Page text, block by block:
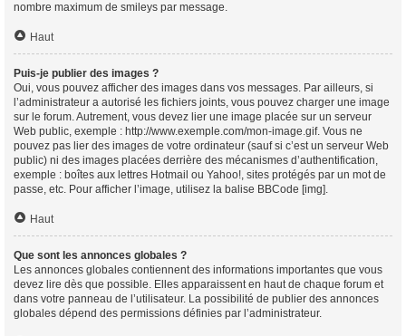
nombre maximum de smileys par message.
Haut
Puis-je publier des images ?
Oui, vous pouvez afficher des images dans vos messages. Par ailleurs, si
l’administrateur a autorisé les fichiers joints, vous pouvez charger une image
sur le forum. Autrement, vous devez lier une image placée sur un serveur
Web public, exemple : http://www.exemple.com/mon-image.gif. Vous ne
pouvez pas lier des images de votre ordinateur (sauf si c’est un serveur Web
public) ni des images placées derrière des mécanismes d’authentification,
exemple : boîtes aux lettres Hotmail ou Yahoo!, sites protégés par un mot de
passe, etc. Pour afficher l’image, utilisez la balise BBCode [img].
Haut
Que sont les annonces globales ?
Les annonces globales contiennent des informations importantes que vous
devez lire dès que possible. Elles apparaissent en haut de chaque forum et
dans votre panneau de l’utilisateur. La possibilité de publier des annonces
globales dépend des permissions définies par l’administrateur.